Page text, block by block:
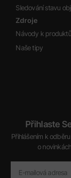
Sledování stavu
Zdroje
Návody k
Naše tipy
Přihlaste
Přihlášením k
o